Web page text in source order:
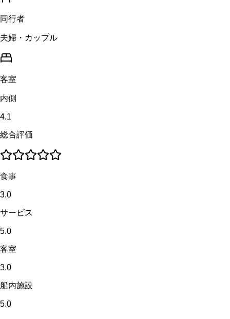
同行者
夫婦・カップル
客室
内側
4.1
総合評価
食事
3.0
サービス
5.0
客室
3.0
船内施設
5.0